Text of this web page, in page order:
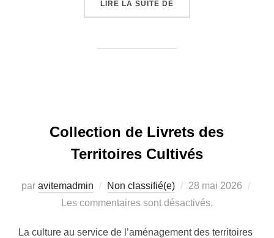
LIRE LA SUITE DE
Collection de Livrets des
Territoires Cultivés
par avitemadmin Non classifié(e)
Publié
le
28 mai 2026
Les commentaires sont désactivés.
La culture au service de l’aménagement des territoires